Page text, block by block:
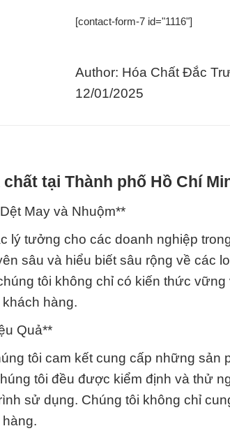
[contact-form-7 id="1116"]
Author: Hóa Chất Đắc
12/01/2025
tại Thành phố Hồ Chí
May và Nhuộm**
lý tưởng cho các doanh nghiệp
sâu và hiểu biết sâu rộng về các
tôi không chỉ có kiến thức
hàng.
Quả**
tôi cam kết cung cấp những sản
tôi đều được kiểm định và thử
sử dụng. Chúng tôi không chỉ